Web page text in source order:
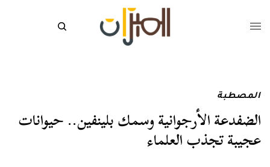
المصطبة
الضفدعة الأرجوانية وسمك بلينفين.. حيوانات
عجيبة تجذب العلماء